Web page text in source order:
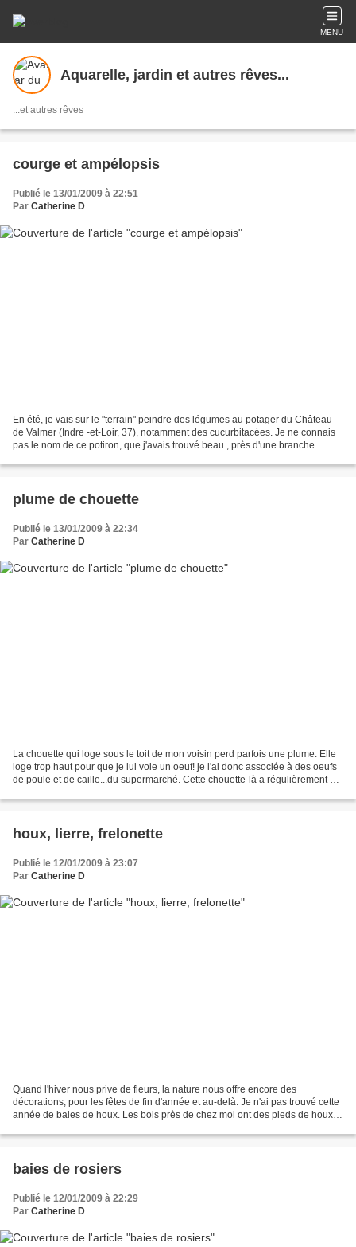
MENU
Aquarelle, jardin et autres rêves...
...et autres rêves
courge et ampélopsis
Publié le 13/01/2009 à 22:51
Par Catherine D
En été, je vais sur le "terrain" peindre des légumes au potager du Château
de Valmer (Indre -et-Loir, 37), notamment des cucurbitacées. Je ne connais
pas le nom de ce potiron, que j'avais trouvé beau , près d'une branche
plume de chouette
Publié le 13/01/2009 à 22:34
Par Catherine D
La chouette qui loge sous le toit de mon voisin perd parfois une plume. Elle
loge trop haut pour que je lui vole un oeuf! je l'ai donc associée à des oeufs
de poule et de caille...du supermarché. Cette chouette-là a régulièrement un
houx, lierre, frelonette
Publié le 12/01/2009 à 23:07
Par Catherine D
Quand l'hiver nous prive de fleurs, la nature nous offre encore des
décorations, pour les fêtes de fin d'année et au-delà. Je n'ai pas trouvé cette
année de baies de houx. Les bois près de chez moi ont des pieds de houx,
baies de rosiers
Publié le 12/01/2009 à 22:29
Par Catherine D